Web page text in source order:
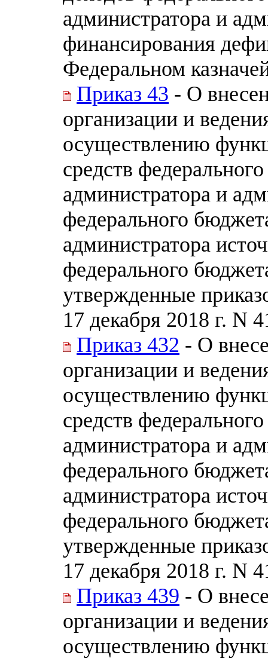
администратора и
финансирования
Федеральном
Приказ 43 - О
организации и
осуществлению
средств
администратора и
федерального
администратора
федерального
утвержденные
17 декабря 2018 г. N
Приказ 432 - О
организации и
осуществлению
средств
администратора и
федерального
администратора
федерального
утвержденные
17 декабря 2018 г. N
Приказ 439 - О
организации и
осуществлению